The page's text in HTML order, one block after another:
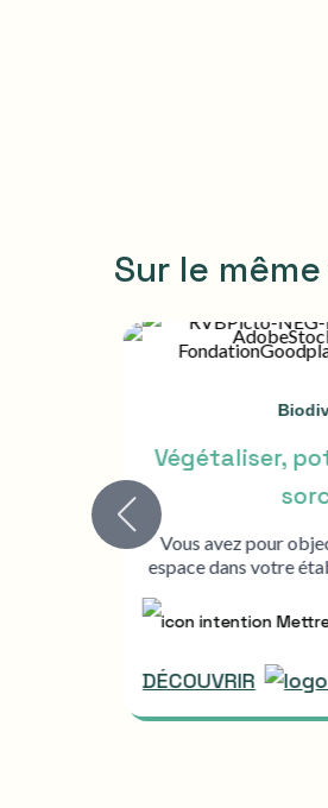
Sur le
Végétaliser,
Vous avez pour
espace dans votre
DÉCOUVRIR